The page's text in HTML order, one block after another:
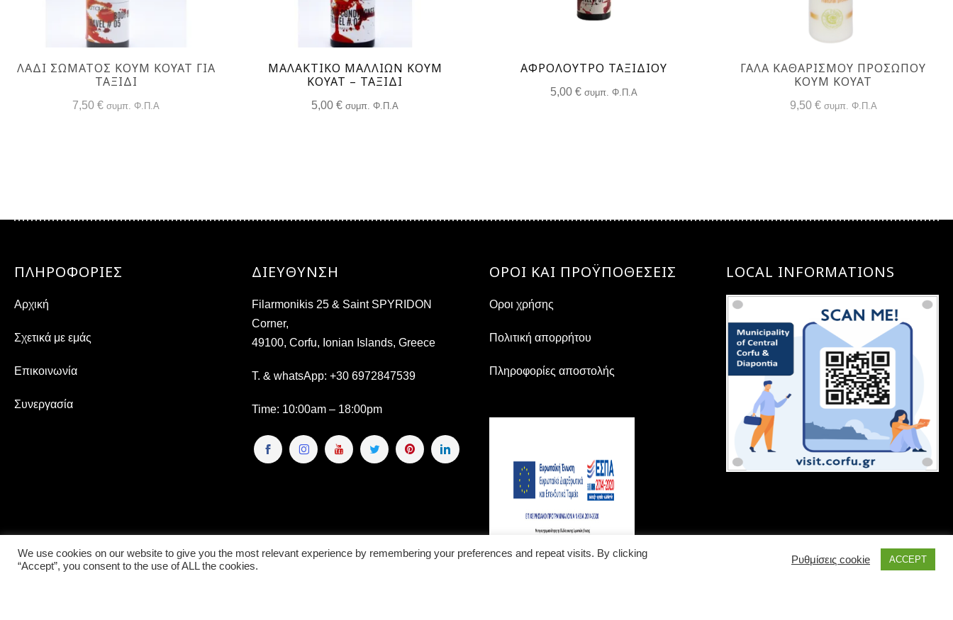
ΛΆΔΙ ΣΏΜΑΤΟΣ ΚΟΥΜ ΚΟΥΆΤ ΓΙΑ
ΤΑΞΊΔΙ
7,50€ συμπ. Φ.Π.Α
ΜΑΛΑΚΤΙΚΟ ΜΑΛΛΙΩΝ ΚΟΥΜ
ΚΟΥΆΤ – ΤΑΞΊΔΙ
5,00€ συμπ. Φ.Π.Α
ΑΦΡΟΛΟΥΤΡΟ ΤΑΞΙΔΙΟΥ
5,00€ συμπ. Φ.Π.Α
ΓΑΛΑ ΚΑΘΑΡΙΣΜΟΥ ΠΡΟΣΩΠΟΥ
ΚΟΥΜ ΚΟΥΆΤ
9,50 € συμπ. Φ.Π.Α
ΠΛΗΡΟΦΟΡΙΕΣ
Αρχική
Σχετικά με εμάς
Επικοινωνία
Συνεργασία
ΔΙΕΎΘΥΝΣΗ
Filarmonikis 25 & Saint SPYRIDON
Corner,
49100, Corfu, Ionian Islands, Greece
T. & whatsApp: +30 6972847539
Time: 10:00am – 18:00pm
ΟΡΟΙ ΚΑΙ ΠΡΟΫΠΟΘΕΣΕΙΣ
Οροι χρήσης
Πολιτική απορρήτου
Πληροφορίες αποστολής
LOCAL INFORMATIONS
We use cookies on our website to give you the most relevant experience by remembering your preferences and repeat visits. By clicking
“Accept”, you consent to the use of ALL the cookies.
Ρυθμίσεις cookie ACCEPT